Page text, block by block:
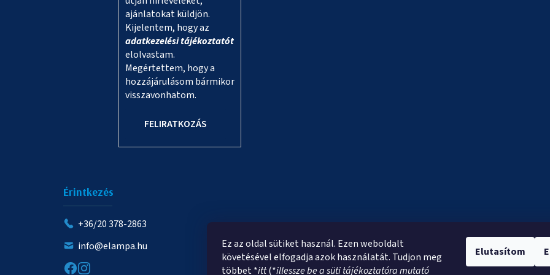
Ez az oldal sütiket használ. Ezen weboldalt
követésével elfogadja azok használatát. Tudjon meg
többet *itt(*illessze be a süti tájékoztatóra mutató
Elutasítom
ajánlatokat küldjön.
Kijelentem, hogy az
adatkezelési tájékoztatót
elolvastam.
Megértettem, hogy a
hozzájárulásom bármikor
visszavonhatom.
FELIRATKOZÁS
Érintkezés
+36/20 378-2863
info@elampa.hu